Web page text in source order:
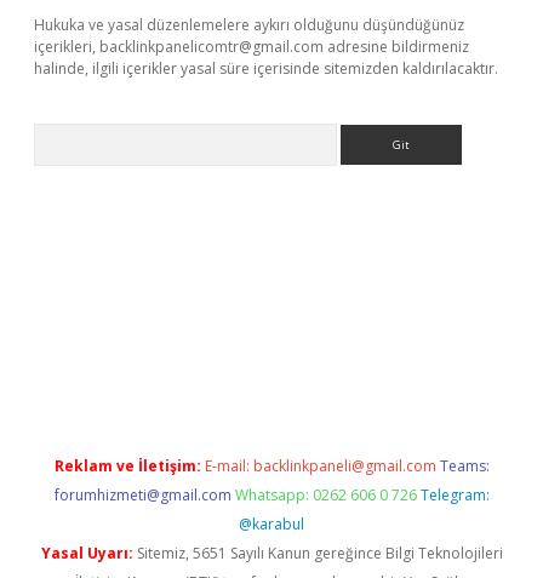
Hukuka ve yasal düzenlemelere aykırı olduğunu düşündüğünüz
içerikleri, backlinkpanelicomtr@gmail.com adresine bildirmeniz
halinde, ilgili içerikler yasal süre içerisinde sitemizden kaldırılacaktır.
Reklam ve İletişim: E-mail: backlinkpaneli@gmail.com Teams:
forumhizmeti@gmail.com Whatsapp: 0262 606 0 726 Telegram:
@karabul
Yasal Uyarı: Sitemiz, 5651 Sayılı Kanun gereğince Bilgi Teknolojileri